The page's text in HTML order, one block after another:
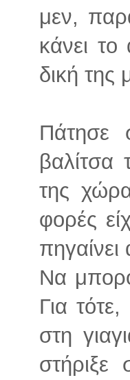
μεν,
κάνει το
δική της
Πάτησε
βαλίτσα
της
φορές
Να
Για
στη